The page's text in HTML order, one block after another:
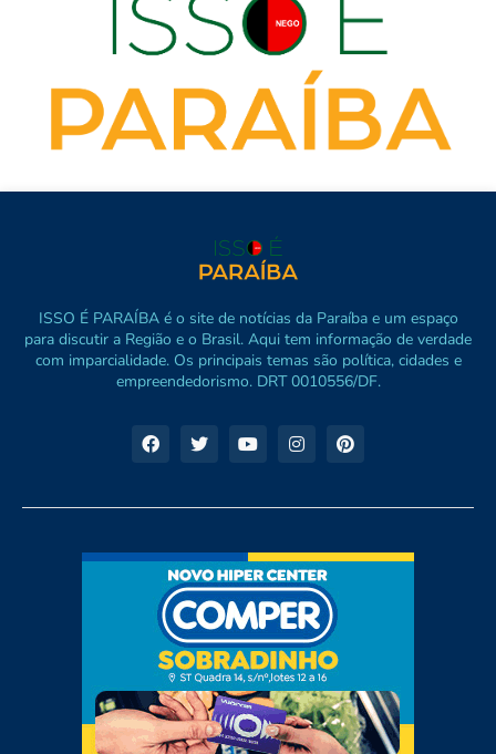
ISSO É PARAÍBA é o site de notícias da Paraíba e um espaço
para discutir a Região e o Brasil. Aqui tem informação de verdade
com imparcialidade. Os principais temas são política, cidades e
empreendedorismo. DRT 0010556/DF.